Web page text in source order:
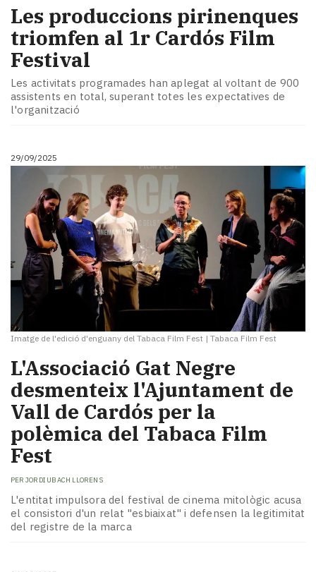
Les produccions pirinenques
triomfen al 1r Cardós Film
Festival
Les activitats programades han aplegat al voltant de 900
assistents en total, superant totes les expectatives de
l'organització
29/09/2025
Imatge de l'edició d'enguany del Tabaca Film Fest | Tabaca Film Fest
L'Associació Gat Negre
desmenteix l'Ajuntament de
Vall de Cardós per la
polèmica del Tabaca Film
Fest
PER JORDI UBACH LLORENS
L'entitat impulsora del festival de cinema mitològic acusa
el consistori d'un relat "esbiaixat" i defensen la legitimitat
del registre de la marca